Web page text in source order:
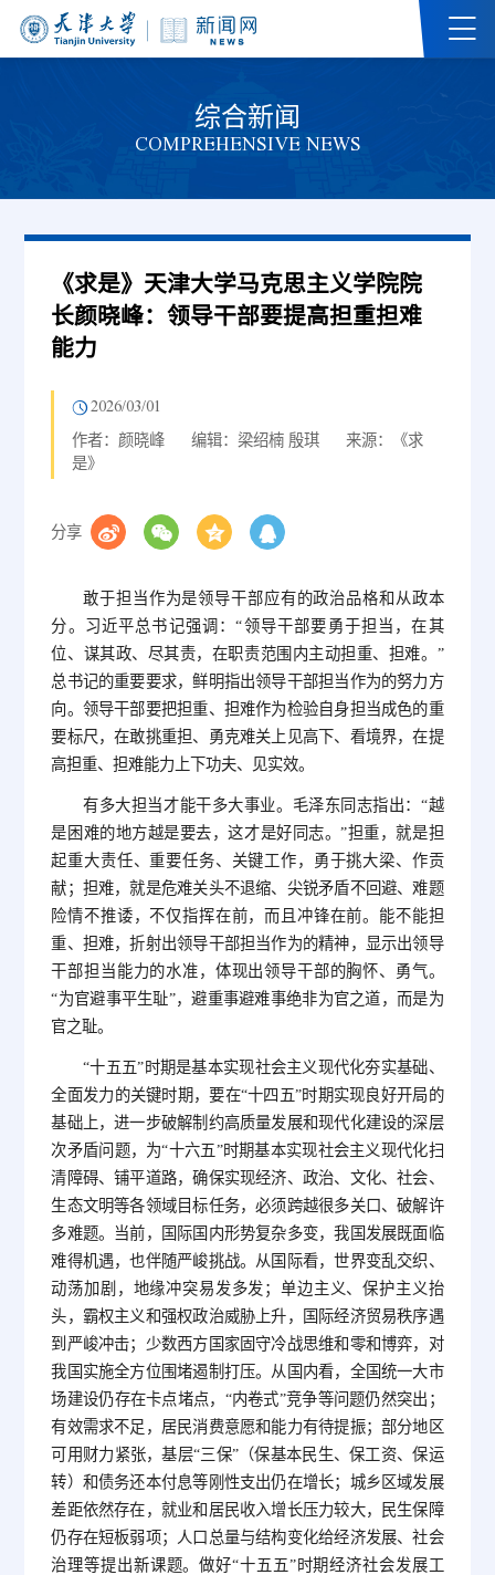
综合新闻
COMPREHENSIVE NEWS
《求是》天津大学马克思主义学院院
长颜晓峰：领导干部要提高担重担难
能力
2026/03/01
作者：颜晓峰 编辑：梁绍楠 殷琪
来源：《求
是》
分享
敢于担当作为是领导干部应有的政治品格和从政本
分。习近平总书记强调：“领导干部要勇于担当，在其
位、谋其政、尽其责，在职责范围内主动担重、担难。”
总书记的重要要求，鲜明指出领导干部担当作为的努力方
向。领导干部要把担重、担难作为检验自身担当成色的重
要标尺，在敢挑重担、勇克难关上见高下、看境界，在提
高担重、担难能力上下功夫、见实效。
有多大担当才能干多大事业。毛泽东同志指出：“越
是困难的地方越是要去，这才是好同志。”担重，就是担
起重大责任、重要任务、关键工作，勇于挑大梁、作贡
献；担难，就是危难关头不退缩、尖锐矛盾不回避、难题
险情不推诿，不仅指挥在前，而且冲锋在前。能不能担
重、担难，折射出领导干部担当作为的精神，显示出领导
干部担当能力的水准，体现出领导干部的胸怀、勇气。
“为官避事平生耻”，避重事避难事绝非为官之道，而是为
官之耻。
“十五五”时期是基本实现社会主义现代化夯实基础、
全面发力的关键时期，要在“十四五”时期实现良好开局的
基础上，进一步破解制约高质量发展和现代化建设的深层
次矛盾问题，为“十六五”时期基本实现社会主义现代化扫
清障碍、铺平道路，确保实现经济、政治、文化、社会、
生态文明等各领域目标任务，必须跨越很多关口、破解许
多难题。当前，国际国内形势复杂多变，我国发展既面临
难得机遇，也伴随严峻挑战。从国际看，世界变乱交织、
动荡加剧，地缘冲突易发多发；单边主义、保护主义抬
头，霸权主义和强权政治威胁上升，国际经济贸易秩序遇
到严峻冲击；少数西方国家固守冷战思维和零和博弈，对
我国实施全方位围堵遏制打压。从国内看，全国统一大市
场建设仍存在卡点堵点，“内卷式”竞争等问题仍然突出；
有效需求不足，居民消费意愿和能力有待提振；部分地区
可用财力紧张，基层“三保”（保基本民生、保工资、保运
转）和债务还本付息等刚性支出仍在增长；城乡区域发展
差距依然存在，就业和居民收入增长压力较大，民生保障
仍存在短板弱项；人口总量与结构变化给经济发展、社会
治理等提出新课题。做好“十五五”时期经济社会发展工